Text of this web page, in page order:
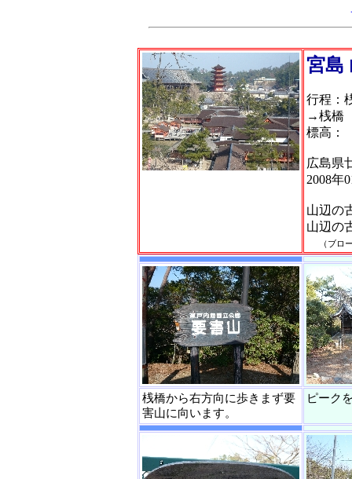
宮島
行程：
→桟橋
標高：
広島県
2008年
山辺の
山辺の
（ブロ
桟橋から右方向に歩きまず要
害山に向います。
ピーク